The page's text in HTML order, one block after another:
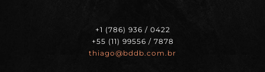
+1 (786) 936 / 0422
+55 (11) 99556 / 7878
thiago@bddb.com.br